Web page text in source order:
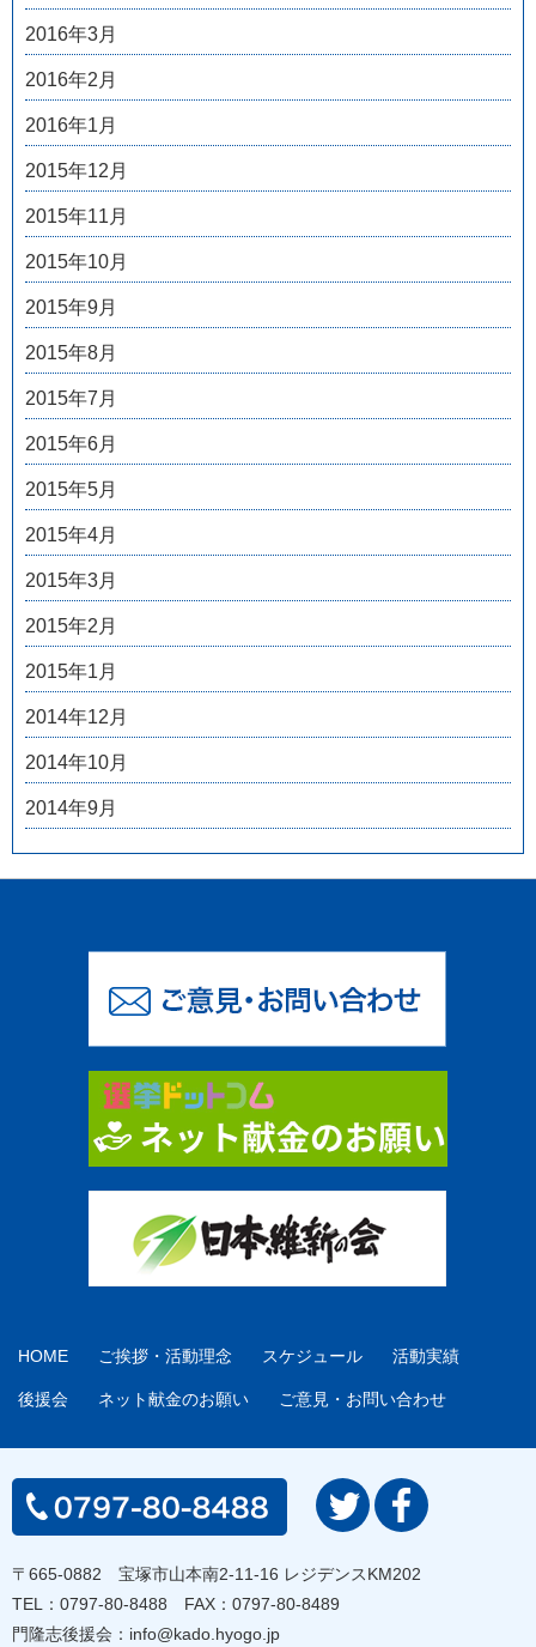
2016年3月
2016年2月
2016年1月
2015年12月
2015年11月
2015年10月
2015年9月
2015年8月
2015年7月
2015年6月
2015年5月
2015年4月
2015年3月
2015年2月
2015年1月
2014年12月
2014年10月
2014年9月
HOME ご挨拶・活動理念 スケジュール 活動実績
後援会 ネット献金のお願い ご意見・お問い合わせ
〒665-0882 宝塚市山本南2-11-16 レジデンスKM202
TEL： 0797-80-8488 FAX：0797-80-8489
門隆志後援会： info@kado.hyogo.jp